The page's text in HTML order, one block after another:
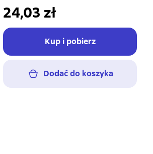
24,03 zł
Kup i pobierz
Dodać do koszyka